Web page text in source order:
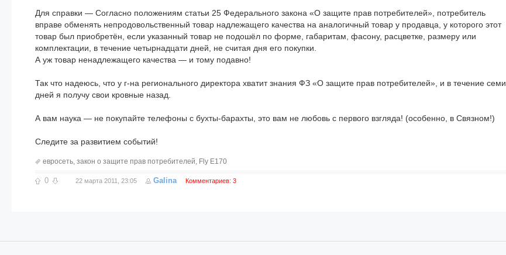
Для справки — Согласно положениям статьи 25 Федерального закона «О защите прав потребителей», потребитель
вправе обменять непродовольственный товар надлежащего качества на аналогичный товар у продавца, у которого этот
товар был приобретён, если указанный товар не подошёл по форме, габаритам, фасону, расцветке, размеру или
комплектации, в течение четырнадцати дней, не считая дня его покупки.
А уж товар ненадлежащего качества — и тому подавно!
Так что надеюсь, что у г-на регионального директора хватит знания ФЗ «О защите прав потребителей», и в течение семи
дней я получу свои кровные назад.
А вам наука — не покупайте телефоны с бухты-барахты, это вам не любовь с первого взгляда! (особенно, в Связном!)
Следите за развитием событий!
евросеть, закон о защите прав потребителей, Fly E170
0 22 марта 2011, 23:05 Galina Комментариев: 3